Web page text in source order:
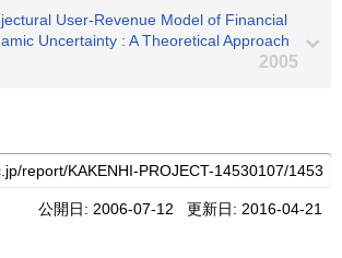
User-Revenue Model of Financial
Uncertainty : A Theoretical Approach
2005
公開日: 2006-07-12 更新日: 2016-04-21